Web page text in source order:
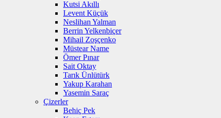
Kutsi Akıllı
Levent Küçük
Neslihan Yalman
Berrin Yelkenbiçer
Mihail Zoşçenko
Müstear Name
Ömer Pınar
Sait Oktay
Tarık Ünlütürk
Yakup Karahan
Yasemin Saraç
Çizerler
Behiç Pek